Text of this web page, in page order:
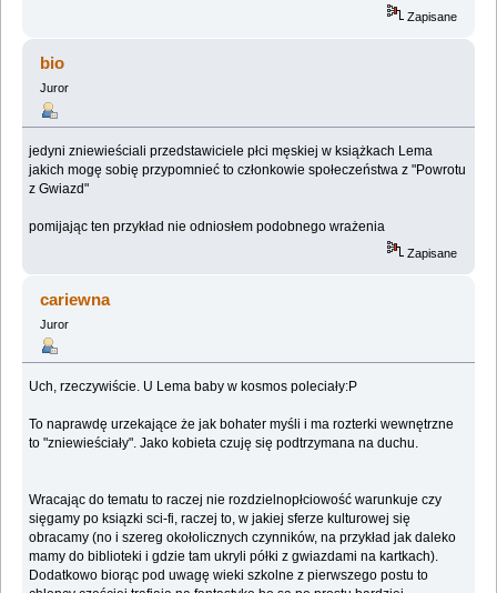
Zapisane
bio
Juror
jedyni zniewieściali przedstawiciele płci męskiej w książkach Lema
jakich mogę sobię przypomnieć to członkowie społeczeństwa z "Powrotu
z Gwiazd"
pomijając ten przykład nie odniosłem podobnego wrażenia
Zapisane
cariewna
Juror
Uch, rzeczywiście. U Lema baby w kosmos poleciały:P
To naprawdę urzekające że jak bohater myśli i ma rozterki wewnętrzne
to "zniewieściały". Jako kobieta czuję się podtrzymana na duchu.
Wracając do tematu to raczej nie rozdzielnopłciowość warunkuje czy
sięgamy po ksiązki sci-fi, raczej to, w jakiej sferze kulturowej się
obracamy (no i szereg okołolicznych czynników, na przykład jak daleko
mamy do biblioteki i gdzie tam ukryli półki z gwiazdami na kartkach).
Dodatkowo biorąc pod uwagę wieki szkolne z pierwszego postu to